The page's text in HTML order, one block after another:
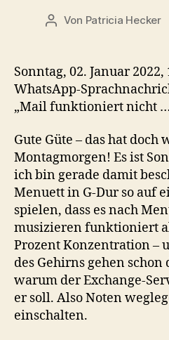
Beitragsautor
Von Patricia Hecker
Sonntag, 02. Januar 2022,
WhatsApp-
„Mail funktioniert nicht
Gute Güte – das hat doch
Montagmorgen! Es ist
ich bin gerade damit
Menuett in G-Dur so auf
spielen, dass es nach
musizieren funktioniert
Prozent Konzentration –
des Gehirns gehen schon
warum der Exchange-
er soll. Also Noten
einschalten.